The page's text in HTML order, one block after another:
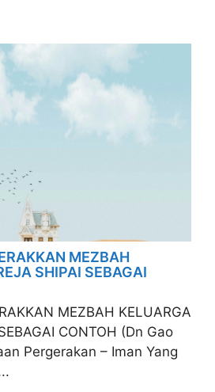
MEZBAH
SHIPAI SEBAGAI
MEZBAH KELUARGA
CONTOH (Dn Gao
Pergerakan – Iman Yang